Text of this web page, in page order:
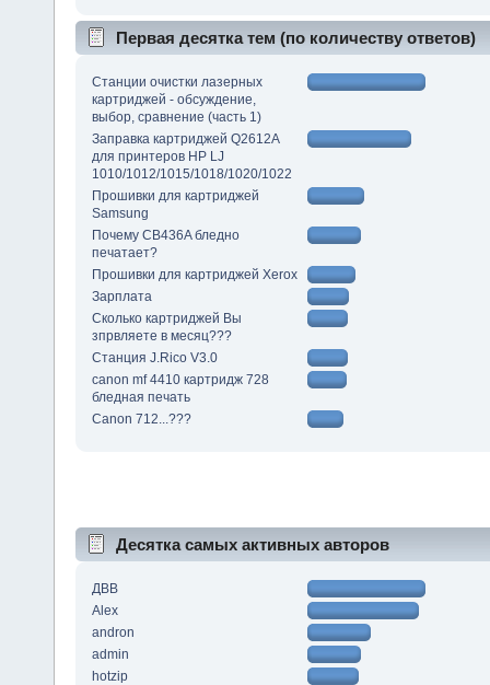
Первая десятка тем (по количеству ответов)
Станции очистки лазерных
картриджей - обсуждение,
выбор, сравнение (часть 1)
Заправка картриджей Q2612A
для принтеров HP LJ
1010/1012/1015/1018/1020/1022
Прошивки для картриджей
Samsung
Почему CB436A бледно
печатает?
Прошивки для картриджей Xerox
Зарплата
Сколько картриджей Вы
зпрвляете в месяц???
Станция J.Rico V3.0
canon mf 4410 картридж 728
бледная печать
Canon 712...???
Десятка самых активных авторов
ДВВ
Alex
andron
admin
hotzip